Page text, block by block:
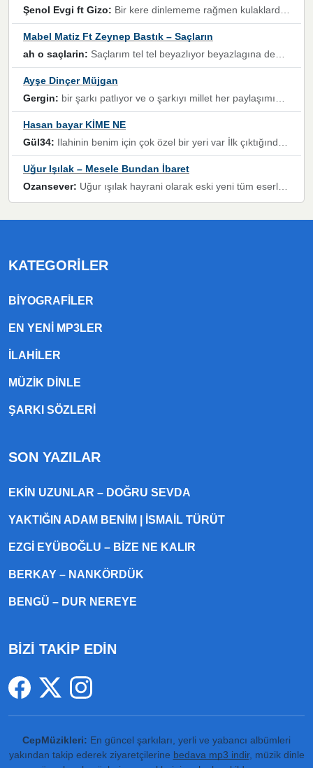
Şenol Evgi ft Gizo: Bir kere dinlememe rağmen kulaklardan gitmiyor sen sen sen sen kurban ol sen sen sen sen hayran ol yükses ses müzik dinleme sebebisiniz canlar bomba gibi patladınız maşallah
Mabel Matiz Ft Zeynep Bastık – Saçların
ah o saçlarin: Saçlarım tel tel beyazlıyor beyazlagına degil yanımda sen yoksun ona üzülüyorum günler bir bir geçiyor geçen günlere değil sensiz geçen günlere darılıyorum,Dinledikce asla kavusamayacagim ama asla unutamicagim sevdiğim adam için yanar içim
Ayşe Dinçer Müjgan
Gergin: bir şarkı patlıyor ve o şarkıyı millet her paylaşımın altına koyuyor ve öyle bir durum hal alıyor ki şarkıyı dinlemeden şarkıdan bikıyorsun Ama bu enteresan bir şekilde dillere dolanıyor millet olarak seviyoruz dertlerle boğuşurken bir yandan da göbek atmayi))) diyeceklerim bu kadar güzel hoş bir sayfa emeğinize sağlık arkadaşlar kolay gelsin
Hasan bayar KİME NE
Gül34: Ilahinin benim için çok özel bir yeri var İlk çıktığında komşum ne kadar yüksek sesle dinliyorsa orada duymuştum ve YouTube'dan aratıp Bu ilahiyi bulmuştum ve sonra müdavimi oldum günlük Ben de 3-5 kere dinleyip ezberleyip artık ilahiye bende eşlik ediyorum yüksek sesle Allah razı olsun hizmet nimettir Rabbim sizin zahmetlerinize de hayırlı nimetler versin Selam ve dua ile Allah'a emanet olun
Uğur Işılak – Mesele Bundan İbaret
Ozansever: Uğur ışılak hayrani olarak eski yeni tüm eserlerini keyifle huzurla dinleyenlerden birisiyim, emeğine saygı duyan gönül veren bunu en güzel şekilde sevenlerine ulaştıran siz değerli sayfa yöneticilerine de teşekkür ederim
KATEGORILER
BIYOGRAFILER
EN YENI MP3LER
ILAHILER
MÜZIK DINLE
ŞARKI SÖZLERI
SON YAZILAR
EKIN UZUNLAR – DOĞRU SEVDA
YAKTIĞIN ADAM BENIM | İSMAIL TÜRÜT
EZGI EYÜBOĞLU – BIZE NE KALIR
BERKAY – NANKÖRDÜK
BENGÜ – DUR NEREYE
BİZİ TAKİP EDİN
CepMüzikleri: En güncel şarkıları, yerli ve yabancı albümleri
yakından takip ederek ziyaretçilerine bedava mp3 indir, müzik dinle